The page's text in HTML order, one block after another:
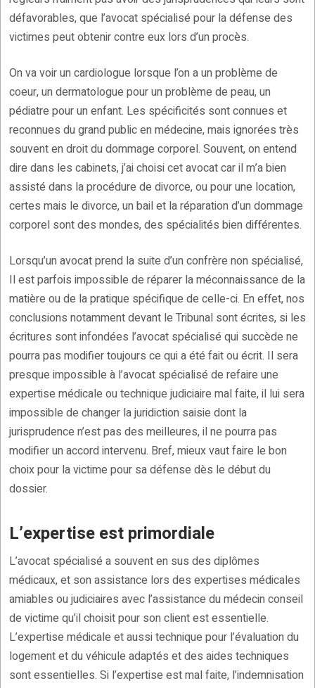
défavorables, que l’avocat spécialisé pour la défense des
victimes peut obtenir contre eux lors d’un procès.
On va voir un cardiologue lorsque l’on a un problème de
coeur, un dermatologue pour un problème de peau, un
pédiatre pour un enfant. Les spécificités sont connues et
reconnues du grand public en médecine, mais ignorées très
souvent en droit du dommage corporel. Souvent, on entend
dire dans les cabinets, j’ai choisi cet avocat car il m’a bien
assisté dans la procédure de divorce, ou pour une location,
certes mais le divorce, un bail et la réparation d’un dommage
corporel sont des mondes, des spécialités bien différentes.
Lorsqu’un avocat prend la suite d’un confrère non spécialisé,
Il est parfois impossible de réparer la méconnaissance de la
matière ou de la pratique spécifique de celle-ci. En effet, nos
conclusions notamment devant le Tribunal sont écrites, si les
écritures sont infondées l’avocat spécialisé qui succède ne
pourra pas modifier toujours ce qui a été fait ou écrit. Il sera
presque impossible à l’avocat spécialisé de refaire une
expertise médicale ou technique judiciaire mal faite, il lui sera
impossible de changer la juridiction saisie dont la
jurisprudence n’est pas des meilleures, il ne pourra pas
modifier un accord intervenu. Bref, mieux vaut faire le bon
choix pour la victime pour sa défense dès le début du
dossier.
L’expertise est primordiale
L’avocat spécialisé a souvent en sus des diplômes
médicaux, et son assistance lors des expertises médicales
amiables ou judiciaires avec l’assistance du médecin conseil
de victime qu’il choisit pour son client est essentielle.
L’expertise médicale et aussi technique pour l’évaluation du
logement et du véhicule adaptés et des aides techniques
sont essentielles. Si l’expertise est mal faite, l’indemnisation